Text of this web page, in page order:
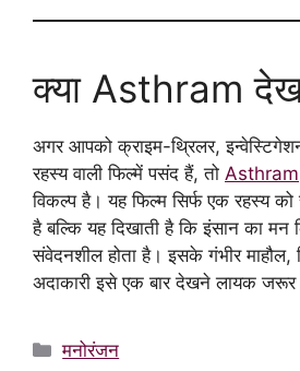
क्या Asthram
अगर आपको क्राइम-थ्रिलर,
रहस्य वाली फिल्में पसंद हैं, तो Asthram
विकल्प है। यह फिल्म सिर्फ एक रहस्य
है बल्कि यह दिखाती है कि इंसान का मन
संवेदनशील होता है। इसके गंभीर
अदाकारी इसे एक बार देखने लायक जरूर
Categories
मनोरंजन